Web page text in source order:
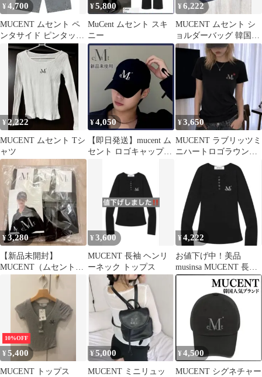
¥4,700
MUCENT ムセント ペ
ンタサイド ピンタック
ワイド デニムパンツ 韓
¥5,800
MuCent ムセント スキ
ニー
¥6,222
MUCENT ムセント シ
ョルダーバッグ 韓国ブ
ランド ブラック
¥ 2,222
MUCENT ムセント Tシ
ャツ
¥4,050
【即日発送】mucent ム
セント ロゴキャップ
¥3,650
MUCENT ラブリッツミ
ニハートロゴラウンド
ネッククロップ半袖T
シャツ 黒
¥3,280
【新品未開封】
MUCENT（ムセント）
メインロゴ ソックス 3
¥3,600
MUCENT 長袖 ヘンリ
ーネック トップス
¥4,222
お値下げ中！美品
musinsa MUCENT 長袖
ブラック
10%OFF
¥5,400
MUCENT トップス
¥5,000
MUCENT ミニリュッ
¥ 4,500
MUCENT シグネチャー